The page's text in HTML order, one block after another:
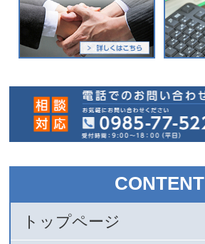
CONTENT
トップページ